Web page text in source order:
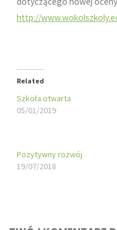
http://
Related
Szkoła otwarta
05/01/2019
Pozytywny rozwój
19/07/2018